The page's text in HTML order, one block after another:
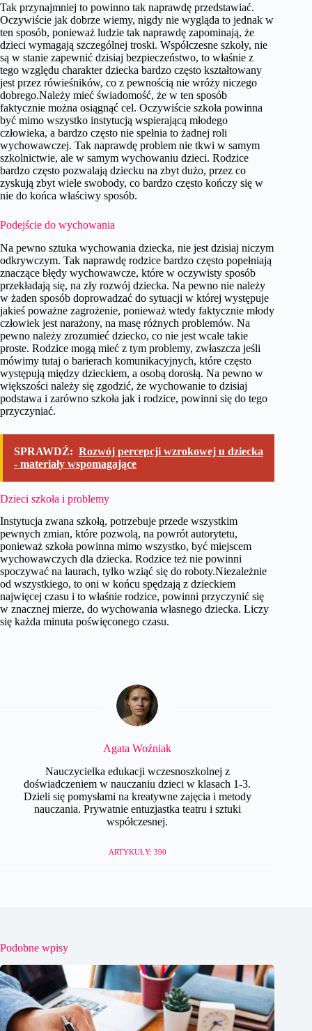
Tak przynajmniej to powinno tak naprawdę przedstawiać.
Oczywiście jak dobrze wiemy, nigdy nie wygląda to jednak w
ten sposób, ponieważ ludzie tak naprawdę zapominają, że
dzieci wymagają szczególnej troski. Współczesne szkoły, nie
są w stanie zapewnić dzisiaj bezpieczeństwo, to właśnie z
tego względu charakter dziecka bardzo często kształtowany
jest przez rówieśników, co z pewnością nie wróży niczego
dobrego.Należy mieć świadomość, że w ten sposób
faktycznie można osiągnąć cel. Oczywiście szkoła powinna
być mimo wszystko instytucją wspierającą młodego
człowieka, a bardzo często nie spełnia to żadnej roli
wychowawczej. Tak naprawdę problem nie tkwi w samym
szkolnictwie, ale w samym wychowaniu dzieci. Rodzice
bardzo często pozwalają dziecku na zbyt dużo, przez co
zyskują zbyt wiele swobody, co bardzo często kończy się w
nie do końca właściwy sposób.
Podejście do wychowania
Na pewno sztuka wychowania dziecka, nie jest dzisiaj niczym
odkrywczym. Tak naprawdę rodzice bardzo często popełniają
znaczące błędy wychowawcze, które w oczywisty sposób
przekładają się, na zły rozwój dziecka. Na pewno nie należy
w żaden sposób doprowadzać do sytuacji w której występuje
jakieś poważne zagrożenie, ponieważ wtedy faktycznie młody
człowiek jest narażony, na masę różnych problemów. Na
pewno należy zrozumieć dziecko, co nie jest wcale takie
proste. Rodzice mogą mieć z tym problemy, zwłaszcza jeśli
mówimy tutaj o barierach komunikacyjnych, które często
występują między dzieckiem, a osobą dorosłą. Na pewno w
większości należy się zgodzić, że wychowanie to dzisiaj
podstawa i zarówno szkoła jak i rodzice, powinni się do tego
przyczyniać.
SPRAWDŹ: Rozwój percepcji wzrokowej u dziecka
- materiały wspomagające
Dzieci szkoła i problemy
Instytucja zwana szkołą, potrzebuje przede wszystkim
pewnych zmian, które pozwolą, na powrót autorytetu,
ponieważ szkoła powinna mimo wszystko, być miejscem
wychowawczych dla dziecka. Rodzice też nie powinni
spoczywać na laurach, tylko wziąć się do roboty.Niezależnie
od wszystkiego, to oni w końcu spędzają z dzieckiem
najwięcej czasu i to właśnie rodzice, powinni przyczynić się
w znacznej mierze, do wychowania własnego dziecka. Liczy
się każda minuta poświęconego czasu.
Agata Woźniak
Nauczycielka edukacji wczesnoszkolnej z
doświadczeniem w nauczaniu dzieci w klasach 1-3.
Dzieli się pomysłami na kreatywne zajęcia i metody
nauczania. Prywatnie entuzjastka teatru i sztuki
współczesnej.
ARTYKUŁY: 390
Podobne wpisy